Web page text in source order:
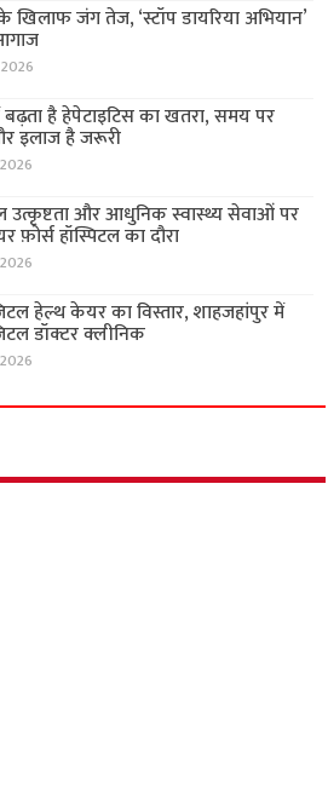
खिलाफ जंग तेज, ‘स्टॉप डायरिया अभियान’
है हेपेटाइटिस का खतरा, समय पर
इलाज है जरूरी
उत्कृष्टता और आधुनिक स्वास्थ्य सेवाओं पर
फ़ोर्स हॉस्पिटल का दौरा
हेल्थ केयर का विस्तार, शाहजहांपुर में
डॉक्टर क्लीनिक